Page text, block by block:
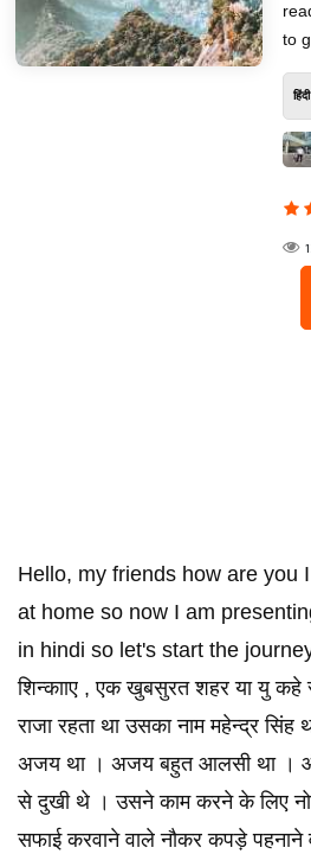
to
Hello, my friends how are you
at home so now I am
in hindi so let's start the
शिन्कााए , एक खुबसुरत शहर या यु
राजा रहता था उसका नाम महेन्द्र
अजय था । अजय बहुत आलसी था ।
से दुखी थे । उसने काम करने के लिए
सफाई करवाने वाले नौकर कपड़े पहनाने